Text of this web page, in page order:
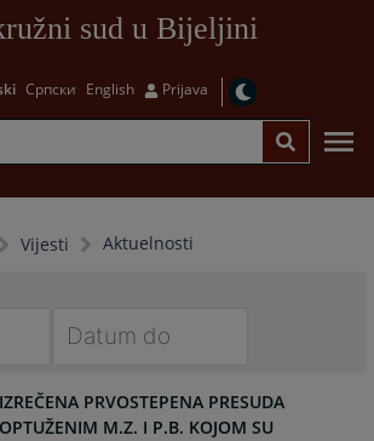
sud u Bijeljini
Српски English Prijava
Vijesti Aktuelnosti
forward
to
IZREČENA PRVOSTEPENA PRESUDA
OPTUŽENIM M.Z. I P.B. KOJOM SU